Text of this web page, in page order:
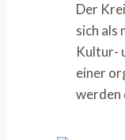
Der
sich als
Kultur-
einer
werden